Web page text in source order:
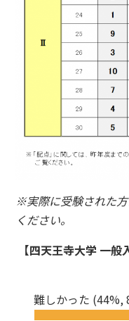
※実際に受験された
ください。
【四天王寺大学 一
難しかった (44%,